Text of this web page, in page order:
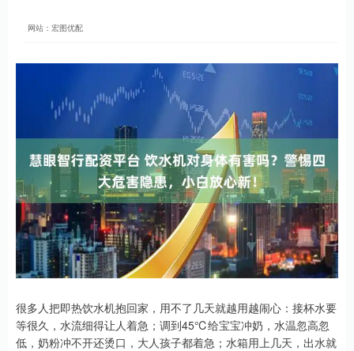
网站：宏图优配
很多人把即热饮水机抱回家，用不了几天就越用越闹心：接杯水要
等很久，水流细得让人着急；调到45℃给宝宝冲奶，水温忽高忽
低，奶粉冲不开还烫口，大人孩子都着急；水箱用上几天，出水就